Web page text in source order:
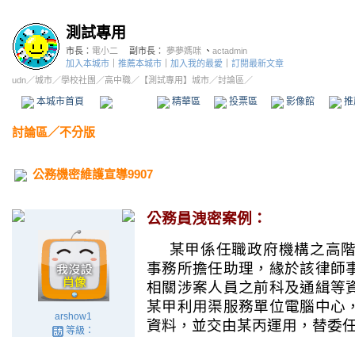
測試專用
市長： 電小二 副市長： 夢夢媽咪 、 actadmin
加入本城市
推薦本城市 加入我的最愛
訂閱最新文章
udn／城市／學校社團 ／高中職／ 【測試專用】城市／討論區／
本城市首頁 精華區 投票區 影像館
討論區／不分版
公務機密維護宣導9907
arshow1
等級：
公務員洩密案例：
某甲係任職政府機構之高
事務所擔任助理，緣於該律師
相關涉案人員之前科及通緝等
某甲利用渠服務單位電腦中心
資料，並交由某丙運用，替委